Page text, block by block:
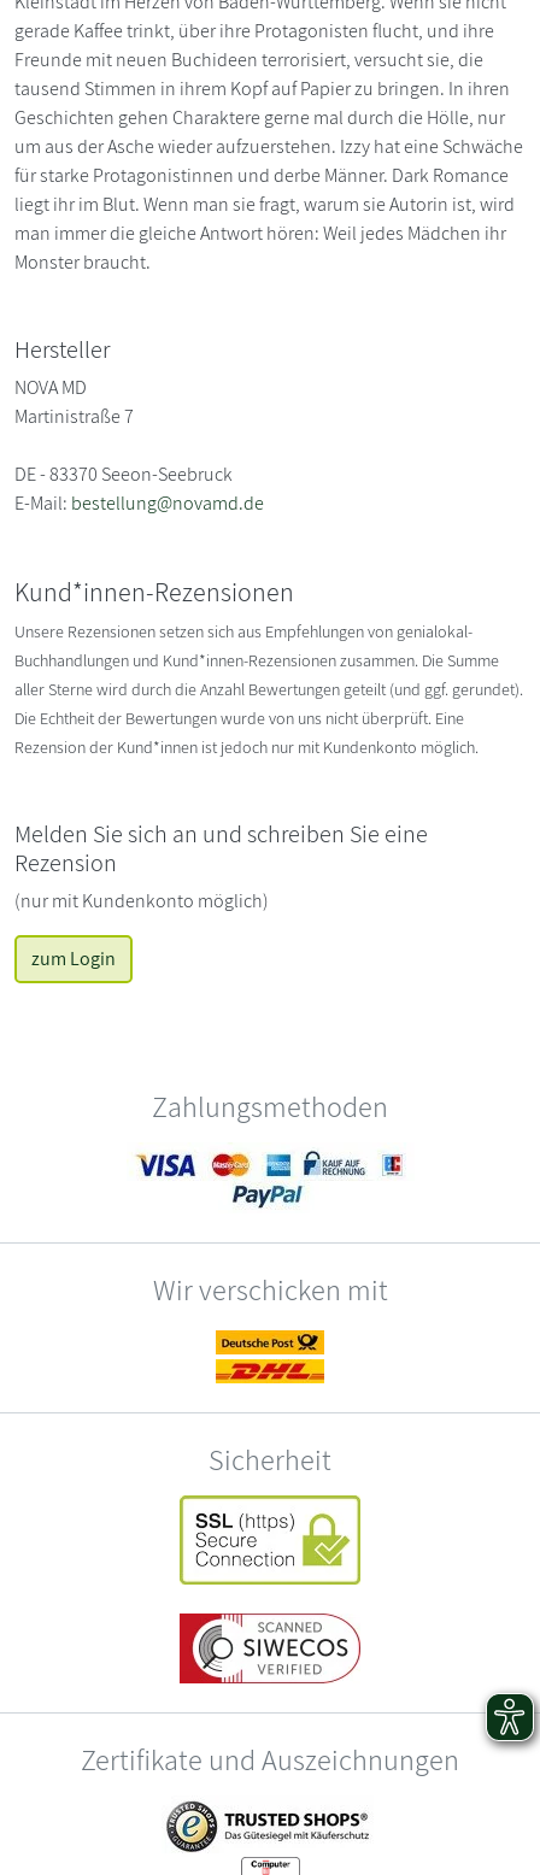
gerade Kaffee trinkt, über ihre Protagonisten flucht, und ihre
Freunde mit neuen Buchideen terrorisiert, versucht sie, die
tausend Stimmen in ihrem Kopf auf Papier zu bringen. In ihren
Geschichten gehen Charaktere gerne mal durch die Hölle, nur
um aus der Asche wieder aufzuerstehen. Izzy hat eine Schwäche
für starke Protagonistinnen und derbe Männer. Dark Romance
liegt ihr im Blut. Wenn man sie fragt, warum sie Autorin ist, wird
man immer die gleiche Antwort hören: Weil jedes Mädchen ihr
Monster braucht.
Hersteller
NOVA MD
Martinistraße 7
DE - 83370 Seeon-Seebruck
E-Mail: bestellung@novamd.de
Kund*innen-Rezensionen
Unsere Rezensionen setzen sich aus Empfehlungen von genialokal-
Buchhandlungen und Kund*innen-Rezensionen zusammen. Die Summe
aller Sterne wird durch die Anzahl Bewertungen geteilt (und ggf. gerundet).
Die Echtheit der Bewertungen wurde von uns nicht überprüft. Eine
Rezension der Kund*innen ist jedoch nur mit Kundenkonto möglich.
Melden Sie sich an und schreiben Sie eine
Rezension
(nur mit Kundenkonto möglich)
zum Login
Zahlungsmethoden
Wir verschicken mit
Sicherheit
Zertifikate und Auszeichnungen